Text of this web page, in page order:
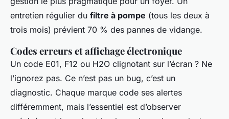
entretien régulier du filtre à pompe (tous les deux à
trois mois) prévient 70 % des pannes de vidange.
Codes erreurs et affichage électronique
Un code E01, F12 ou H2O clignotant sur l’écran ? Ne
l’ignorez pas. Ce n’est pas un bug, c’est un
diagnostic. Chaque marque code ses alertes
différemment, mais l’essentiel est d’observer